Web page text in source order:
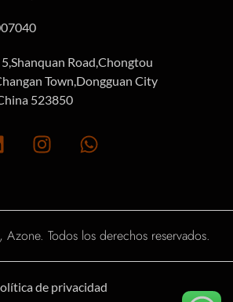
Road,Chongtou
Town,Dongguan City
523850
Todos los derechos reservados.
de privacidad